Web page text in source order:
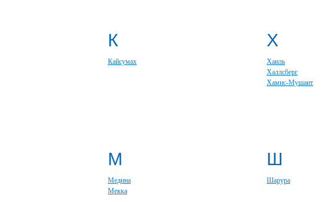
К
Кайсумах
Х
Хаиль
Халлсберг
Хамис-Мушаит
М
Медина
Мекка
Ш
Шарура